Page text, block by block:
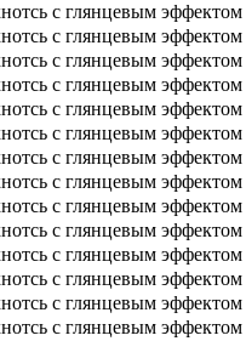
с глянцевым эффектом
с глянцевым эффектом
с глянцевым эффектом
с глянцевым эффектом
с глянцевым эффектом
с глянцевым эффектом
с глянцевым эффектом
с глянцевым эффектом
с глянцевым эффектом
с глянцевым эффектом
с глянцевым эффектом
с глянцевым эффектом
с глянцевым эффектом
с глянцевым эффектом